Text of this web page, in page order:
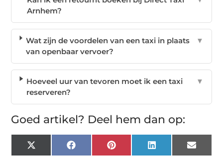
Arnhem?
Wat zijn de voordelen van een taxi in plaats
van openbaar vervoer?
▼
Hoeveel uur van tevoren moet ik een taxi
reserveren?
▼
Goed artikel? Deel hem dan op:
X FacebookPinterest LinkedIn Email